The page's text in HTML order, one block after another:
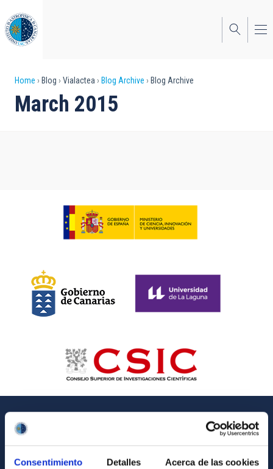
Consentimiento Detalles Acerca de las cookies
to
main
content
Breadcrumb
Home Blog Vialactea Blog Archive Blog Archive
March 2015
GENERAL INFORMATION
Contact